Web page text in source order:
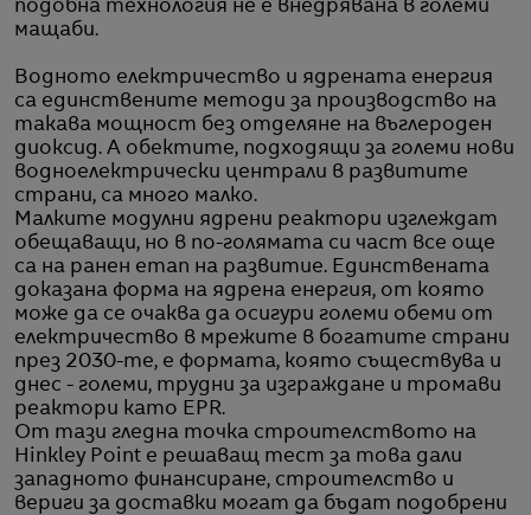
подобна технология не е внедрявана в големи
мащаби.
Водното електричество и ядрената енергия
са единствените методи за производство на
такава мощност без отделяне на въглероден
диоксид. А обектите, подходящи за големи нови
водноелектрически централи в развитите
страни, са много малко.
Малките модулни ядрени реактори изглеждат
обещаващи, но в по-голямата си част все още
са на ранен етап на развитие. Единствената
доказана форма на ядрена енергия, от която
може да се очаква да осигури големи обеми от
електричество в мрежите в богатите страни
през 2030-те, е формата, която съществува и
днес - големи, трудни за изграждане и тромави
реактори като EPR.
От тази гледна точка строителството на
Hinkley Point е решаващ тест за това дали
западното финансиране, строителство и
вериги за доставки могат да бъдат подобрени